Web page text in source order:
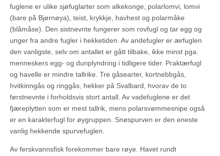
fuglene er ulike sjøfuglarter som alkekonge, polarlomvi, lomvi
(bare på Bjørnøya), teist, krykkje, havhest og polarmåke
(blåmåse). Den sistnevnte fungerer som rovfugl og tar egg og
unger fra andre fugler i hekketiden. Av andefugler er ærfuglen
den vanligste, selv om antallet er gått tilbake, ikke minst pga.
menneskers egg- og dunplyndring i tidligere tider. Praktærfugl
og havelle er mindre tallrike. Tre gåsearter, kortnebbgås,
hvitkinngås og ringgås, hekker på Svalbard, hvorav de to
førstnevnte i forholdsvis stort antall. Av vadefuglene er det
fjæreplytten som er mest tallrik, mens polarsvømmesnipe også
er en karakterfugl for øygruppen. Snøspurven er den eneste
vanlig hekkende spurvefuglen.
Av ferskvannsfisk forekommer bare røye. Havet rundt